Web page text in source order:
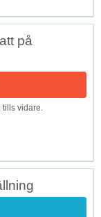
på
tills vidare.